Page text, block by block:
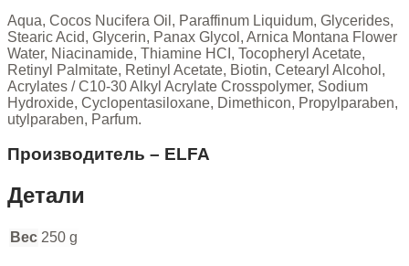
Aqua, Cocos Nucifera Oil, Paraffinum Liquidum, Glycerides,
Stearic Acid, Glycerin, Panax Glycol, Arnica Montana Flower
Water, Niacinamide, Thiamine HCI, Tocopheryl Acetate,
Retinyl Palmitate, Retinyl Acetate, Biotin, Cetearyl Alcohol,
Acrylates / C10-30 Alkyl Acrylate Crosspolymer, Sodium
Hydroxide, Cyclopentasiloxane, Dimethicon, Propylparaben,
utylparaben, Parfum.
Производитель – ELFA
Детали
Вес 250 g